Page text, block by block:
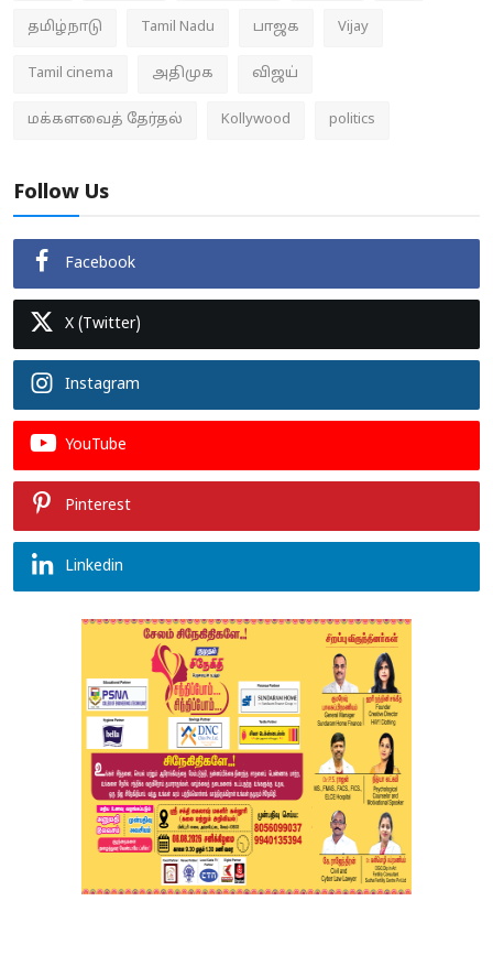
தமிழ்நாடு Tamil Nadu பாஜக Vijay
Tamil cinema அதிமுக விஜய்
மக்களவைத் தேர்தல் Kollywood politics
Follow Us
Facebook
X (Twitter)
Instagram
YouTube
Pinterest
Linkedin